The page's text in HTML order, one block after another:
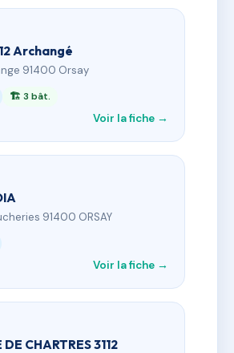
Archangé
91400 Orsay
🏗 3 bât.
Voir la fiche →
91400 ORSAY
Voir la fiche →
CHARTRES 3112